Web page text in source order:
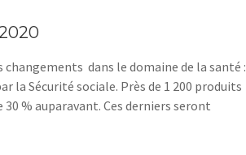
dans le domaine de la santé :
la Sécurité sociale. Près de 1 200 produits
% auparavant. Ces derniers seront